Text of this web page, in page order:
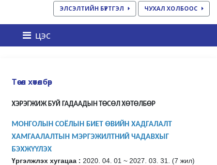
ЭЛСЭЛТИЙН БҮРТГЭЛ ЧУХАЛ ХОЛБООС
цэс
Төсөл хөтөлбөр
ХЭРЭГЖИЖ БУЙ ГАДААДЫН ТӨСӨЛ ХӨТӨЛБӨР
МОНГОЛЫН СОЁЛЫН БИЕТ ӨВИЙН ХАДГАЛАЛТ
ХАМГААЛАЛТЫН МЭРГЭЖИЛТНИЙ ЧАДАВХЫГ
БЭХЖҮҮЛЭХ
Үргэлжлэх хугацаа : 2020. 04. 01 ~ 2027. 03. 31. (7 жил)